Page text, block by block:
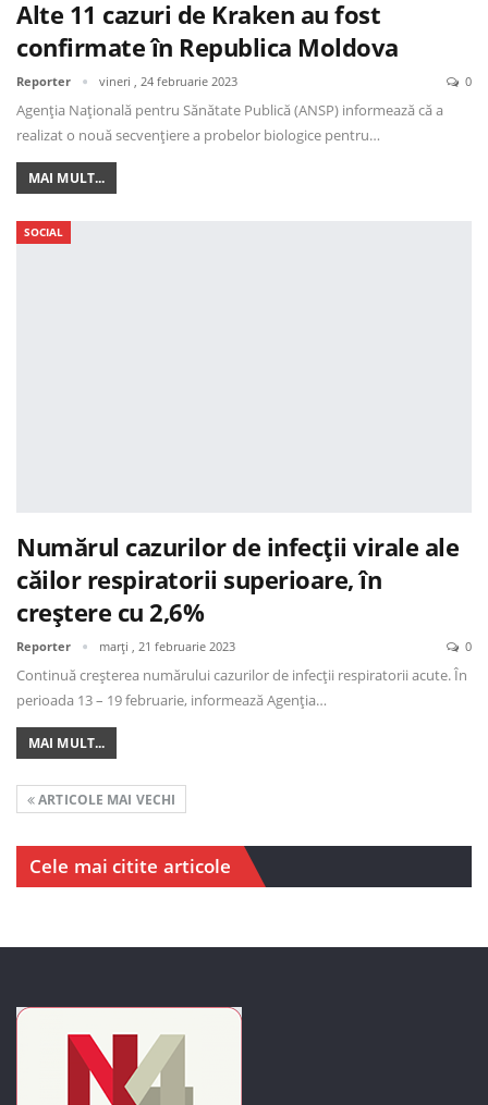
Alte 11 cazuri de Kraken au fost
confirmate în Republica Moldova
Reporter vineri , 24 februarie 2023 0
Agenția Națională pentru Sănătate Publică (ANSP) informează că a
realizat o nouă secvențiere a probelor biologice pentru…
MAI MULT...
SOCIAL
Numărul cazurilor de infecții virale ale
căilor respiratorii superioare, în
creștere cu 2,6%
Reporter marți , 21 februarie 2023 0
Continuă creșterea numărului cazurilor de infecții respiratorii acute. În
perioada 13 – 19 februarie, informează Agenția…
MAI MULT...
ARTICOLE MAI VECHI
Cele mai citite articole